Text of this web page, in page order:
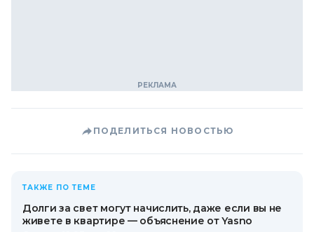
ПОДЕЛИТЬСЯ НОВОСТЬЮ
ТАКЖЕ ПО ТЕМЕ
Долги за свет могут начислить, даже если вы не
живете в квартире — объяснение от Yasno